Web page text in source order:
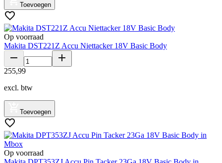
Toevoegen
Op voorraad
Makita DST221Z Accu Niettacker 18V Basic Body
255,99
excl. btw
Toevoegen
Op voorraad